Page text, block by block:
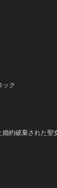
ック
約破棄された聖